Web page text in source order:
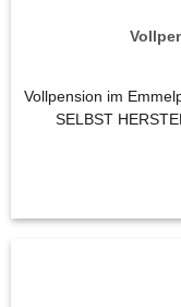
Vollpension im
SELBST